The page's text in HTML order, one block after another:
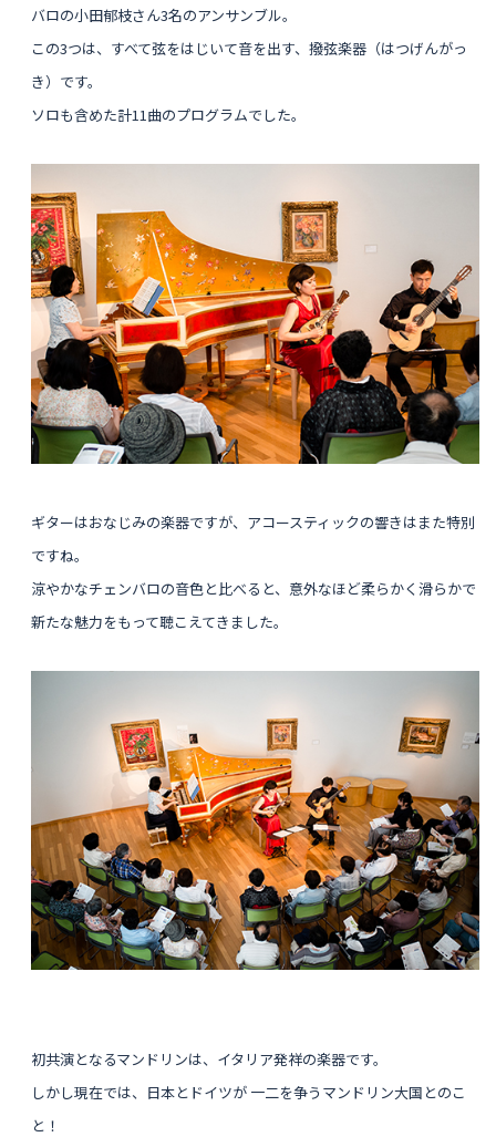
バロの小田郁枝さん3名のアンサンブル。
この3つは、すべて弦をはじいて音を出す、撥弦楽器（はつげんがっ
き）です。
ソロも含めた計11曲のプログラムでした。
ギターはおなじみの楽器ですが、アコースティックの響きはまた特別
ですね。
涼やかなチェンバロの音色と比べると、意外なほど柔らかく滑らかで
新たな魅力をもって聴こえてきました。
初共演となるマンドリンは、イタリア発祥の楽器です。
しかし現在では、日本とドイツが 一二を争うマンドリン大国とのこ
と！